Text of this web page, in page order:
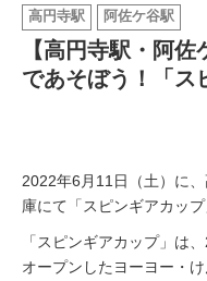
高円寺駅 阿佐ケ谷駅
【高円寺駅・阿
であそぼう！「ス
2022年6月11日（土）に
庫にて「スピンギアカップ
「スピンギアカップ」は
オープンしたヨーヨー・